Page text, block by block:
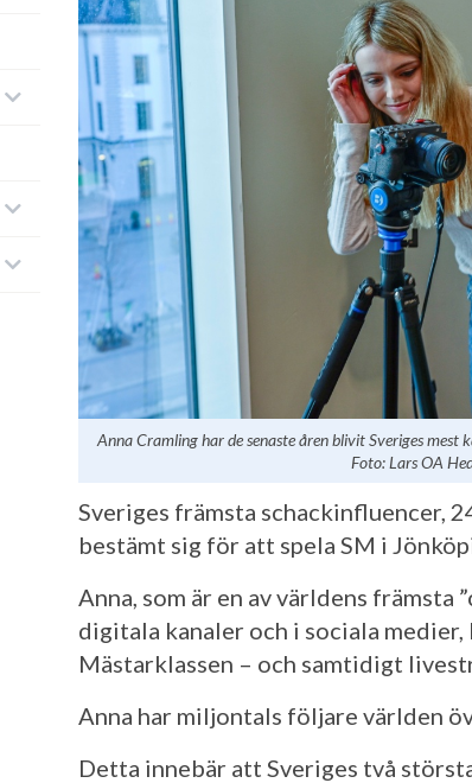
Anna Cramling har de senaste åren blivit Sveriges
Foto: Lars OA
Sveriges främsta schackinfluencer,
bestämt sig för att spela SM i
Anna, som är en av världens främsta
digitala kanaler och i sociala medier,
Mästarklassen – och samtidigt
Anna har miljontals följare världen
Detta innebär att Sveriges två